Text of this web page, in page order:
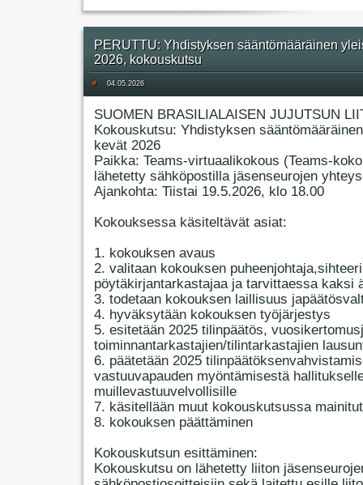
PERUTTU: Yhdistyksen sääntömääräinen
2026, kokouskutsu
# 04.05.2026
SUOMEN BRASILIALAISEN JUJUTSUN
Kokouskutsu: Yhdistyksen
kevät 2026
Paikka: Teams-virtuaalikokous (Teams-
lähetetty sähköpostilla jäsenseurojen
Ajankohta: Tiistai 19.5.2026, klo 18.00
Kokouksessa käsiteltävät asiat:
1. kokouksen avaus
2. valitaan kokouksen
pöytäkirjantarkastajaa ja tarvittaessa kaksi
3. todetaan kokouksen laillisuus
4. hyväksytään kokouksen työjärjestys
5. esitetään 2025 tilinpäätös,
toiminnantarkastajien/tilintarkastajien
6. päätetään 2025
vastuuvapauden myöntämisestä
muillevastuuvelvollisille
7. käsitellään muut kokouskutsussa
8. kokouksen päättäminen
Kokouskutsun esittäminen:
Kokouskutsu on lähetetty liiton